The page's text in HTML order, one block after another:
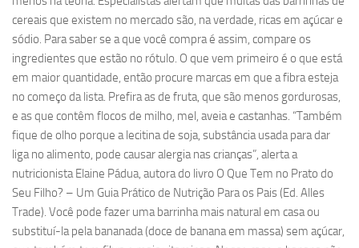
cereais que existem no mercado são, na verdade, ricas em açúcar e
sódio. Para saber se a que você compra é assim, compare os
ingredientes que estão no rótulo. O que vem primeiro é o que está
em maior quantidade, então procure marcas em que a fibra esteja
no começo da lista. Prefira as de fruta, que são menos gordurosas,
e as que contêm flocos de milho, mel, aveia e castanhas. “Também
fique de olho porque a lecitina de soja, substância usada para dar
liga no alimento, pode causar alergia nas crianças”, alerta a
nutricionista Elaine Pádua, autora do livro O Que Tem no Prato do
Seu Filho? – Um Guia Prático de Nutrição Para os Pais (Ed. Alles
Trade). Você pode fazer uma barrinha mais natural em casa ou
substituí-la pela bananada (doce de banana em massa) sem açúcar,